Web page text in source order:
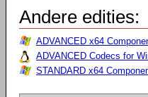
Andere edities:
ADVANCED x64
ADVANCED Codecs for
STANDARD x64